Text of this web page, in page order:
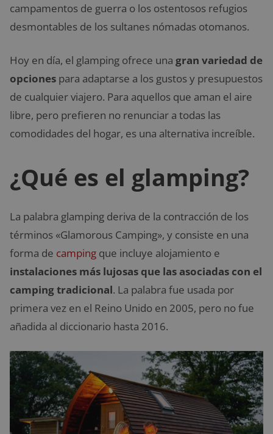
campamentos de guerra o los ostentosos refugios
desmontables de los sultanes nómadas otomanos.
Hoy en día, el glamping ofrece una gran variedad de
opciones para adaptarse a los gustos y presupuestos
de cualquier viajero. Para aquellos que aman el aire
libre, pero prefieren no renunciar a todas las
comodidades del hogar, es una alternativa increíble.
¿Qué es el glamping?
La palabra glamping deriva de la contracción de los
términos «Glamorous Camping», y consiste en una
forma de camping que incluye alojamiento e
instalaciones más lujosas que las asociadas con el
camping tradicional. La palabra fue usada por
primera vez en el Reino Unido en 2005, pero no fue
añadida al diccionario hasta 2016.